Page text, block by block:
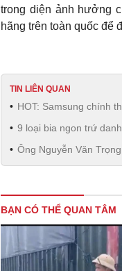
trong diện ảnh hưởng
hãng trên toàn quốc để
TIN LIÊN QUAN
HOT: Samsung chính
9 loại bia ngon trứ
Ông Nguyễn Văn
BẠN CÓ THỂ QUAN TÂM